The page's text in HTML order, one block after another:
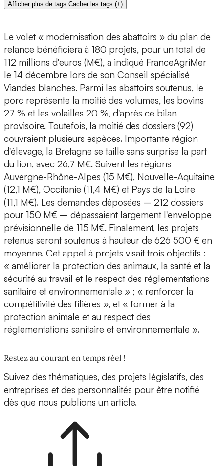
Afficher plus de tags Cacher les tags (+)
Le volet « modernisation des abattoirs » du plan de
relance bénéficiera à 180 projets, pour un total de
112 millions d'euros (M€), a indiqué FranceAgriMer
le 14 décembre lors de son Conseil spécialisé
Viandes blanches. Parmi les abattoirs soutenus, le
porc représente la moitié des volumes, les bovins
27 % et les volailles 20 %, d'après ce bilan
provisoire. Toutefois, la moitié des dossiers (92)
couvraient plusieurs espèces. Importante région
d'élevage, la Bretagne se taille sans surprise la part
du lion, avec 26,7 M€. Suivent les régions
Auvergne-Rhône-Alpes (15 M€), Nouvelle-Aquitaine
(12,1 M€), Occitanie (11,4 M€) et Pays de la Loire
(11,1 M€). Les demandes déposées – 212 dossiers
pour 150 M€ – dépassaient largement l'enveloppe
prévisionnelle de 115 M€. Finalement, les projets
retenus seront soutenus à hauteur de 626 500 € en
moyenne. Cet appel à projets visait trois objectifs :
« améliorer la protection des animaux, la santé et la
sécurité au travail et le respect des réglementations
sanitaire et environnementale » ; « renforcer la
compétitivité des filières », et « former à la
protection animale et au respect des
réglementations sanitaire et environnementale ».
Restez au courant en temps réel !
Suivez des thématiques, des projets législatifs, des
entreprises et des personnalités pour être notifié
dès que nous publions un article.